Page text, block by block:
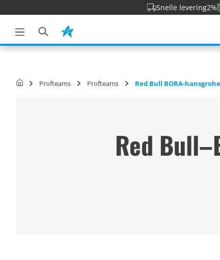
Ga naar de hoofdnavigatieSnelle levering2%
Profteams Profteams Red Bull BORA-hansgrohe
Red